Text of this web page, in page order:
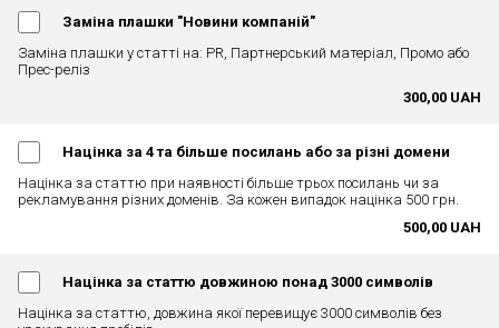
Заміна плашки "Новини компаній"
300,00 UAH
Заміна плашки у статті на: PR, Партнерський матеріал, Промо або
Прес-реліз
Націнка за 4 та більше посилань або за різні домени
500,00 UAH
Націнка за статтю при наявності більше трьох посилань чи за
рекламування різних доменів. За кожен випадок націнка 500 грн.
Націнка за статтю довжиною понад 3000 символів
Націнка за статтю, довжина якої перевищує 3000 символів без